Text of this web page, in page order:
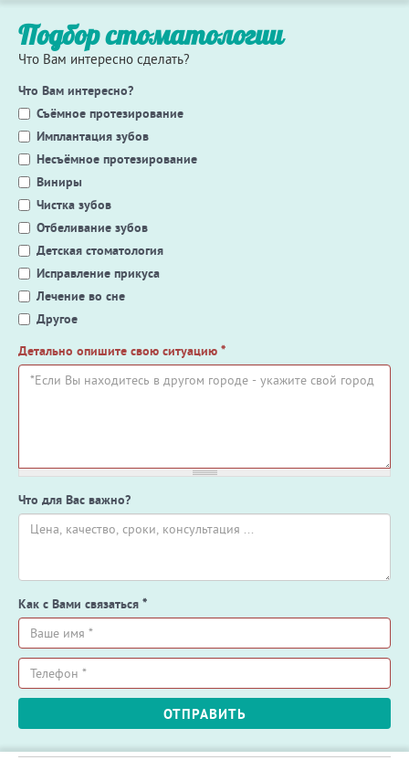
Подбор стоматологии
Что Вам интересно сделать?
Что Вам интересно?
Съёмное протезирование
Имплантация зубов
Несъёмное протезирование
Виниры
Чистка зубов
Отбеливание зубов
Детская стоматология
Исправление прикуса
Лечение во сне
Другое
Детально опишите свою ситуацию *
Что для Вас важно?
Как с Вами связаться *
Ваше
имя
*
Телефон
ОТПРАВИТЬ